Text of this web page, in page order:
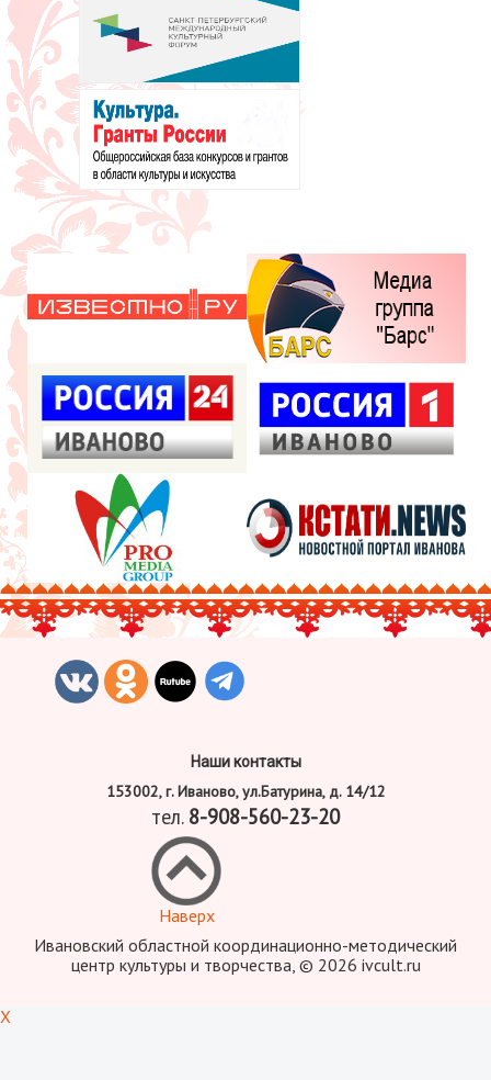
Наши контакты
153002, г. Иваново, ул.Батурина, д. 14/12
тел. 8-908-560-23-20
Наверх
Ивановский областной координационно-методический
центр культуры и творчества, © 2026 ivcult.ru
X